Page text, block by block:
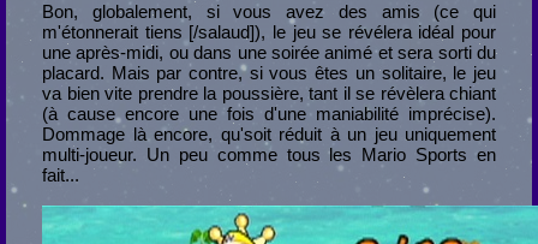
Bon, globalement, si vous avez des amis (ce qui
m'étonnerait tiens [/salaud]), le jeu se révélera idéal pour
une après-midi, ou dans une soirée animé et sera sorti du
placard. Mais par contre, si vous êtes un solitaire, le jeu
va bien vite prendre la poussière, tant il se révèlera chiant
(à cause encore une fois d'une maniabilité imprécise).
Dommage là encore, qu'soit réduit à un jeu uniquement
multi-joueur. Un peu comme tous les Mario Sports en
fait...